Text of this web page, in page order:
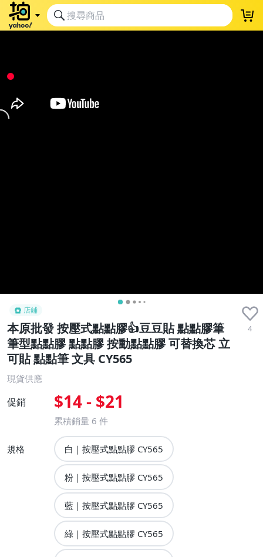
店鋪
本原批發 按壓式點點膠👍豆豆貼 點點膠筆
筆型點點膠 點點膠 按動點點膠 可替換芯 立
可貼 點點筆 文具 CY565
4
現貨供應
促銷 $14 - $21
累積銷量 6 件
規格 白｜按壓式點點膠 CY565
粉｜按壓式點點膠 CY565
藍｜按壓式點點膠 CY565
綠｜按壓式點點膠 CY565